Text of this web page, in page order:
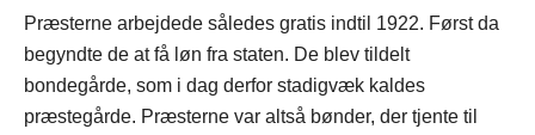
Præsterne arbejdede således gratis indtil 1922. Først da
begyndte de at få løn fra staten. De blev tildelt
bondegårde, som i dag derfor stadigvæk kaldes
præstegårde. Præsterne var altså bønder, der tjente til